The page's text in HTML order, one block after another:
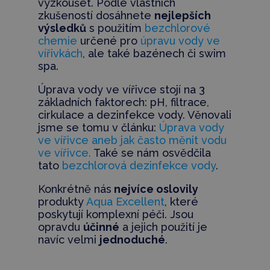
zkušeností dosáhnete nejlepších
výsledkůs použitím bezchlorové
chemie určené pro úpravu vody ve
vířivkách, ale také bazénech či swim
spa.
Úprava vody ve vířivce stojí na 3
základních faktorech: pH, filtrace,
cirkulace a dezinfekce vody. Věnovali
jsme se tomu v článku: Úprava vody
ve vířivce aneb jak často měnit vodu
ve vířivce. Také se nám osvědčila
tato bezchlorová dezinfekce vody.
Konkrétně nás nejvíce oslovily
produktyAqua Excellent, které
poskytují komplexní péči. Jsou
opravdu účinné a jejich použití je
navíc velmi jednoduché.